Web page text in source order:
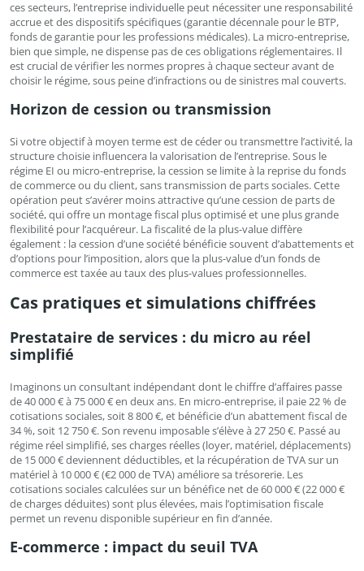
ces secteurs, l’entreprise individuelle peut nécessiter une responsabilité
accrue et des dispositifs spécifiques (garantie décennale pour le BTP,
fonds de garantie pour les professions médicales). La micro-entreprise,
bien que simple, ne dispense pas de ces obligations réglementaires. Il
est crucial de vérifier les normes propres à chaque secteur avant de
choisir le régime, sous peine d’infractions ou de sinistres mal couverts.
Horizon de cession ou transmission
Si votre objectif à moyen terme est de céder ou transmettre l’activité, la
structure choisie influencera la valorisation de l’entreprise. Sous le
régime EI ou micro-entreprise, la cession se limite à la reprise du fonds
de commerce ou du client, sans transmission de parts sociales. Cette
opération peut s’avérer moins attractive qu’une cession de parts de
société, qui offre un montage fiscal plus optimisé et une plus grande
flexibilité pour l’acquéreur. La fiscalité de la plus-value diffère
également : la cession d’une société bénéficie souvent d’abattements et
d’options pour l’imposition, alors que la plus-value d’un fonds de
commerce est taxée au taux des plus-values professionnelles.
Cas pratiques et simulations chiffrées
Prestataire de services : du micro au réel
simplifié
Imaginons un consultant indépendant dont le chiffre d’affaires passe
de 40 000 € à 75 000 € en deux ans. En micro-entreprise, il paie 22 % de
cotisations sociales, soit 8 800 €, et bénéficie d’un abattement fiscal de
34 %, soit 12 750 €. Son revenu imposable s’élève à 27 250 €. Passé au
régime réel simplifié, ses charges réelles (loyer, matériel, déplacements)
de 15 000 € deviennent déductibles, et la récupération de TVA sur un
matériel à 10 000 € (€2 000 de TVA) améliore sa trésorerie. Les
cotisations sociales calculées sur un bénéfice net de 60 000 € (22 000 €
de charges déduites) sont plus élevées, mais l’optimisation fiscale
permet un revenu disponible supérieur en fin d’année.
E-commerce : impact du seuil TVA